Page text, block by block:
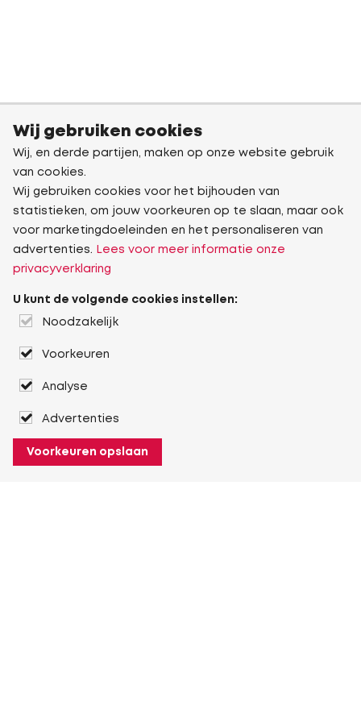
Wij gebruiken cookies
Wij, en derde partijen, maken op onze website gebruik
van cookies.
Wij gebruiken cookies voor het bijhouden van
statistieken, om jouw voorkeuren op te slaan, maar ook
voor marketingdoeleinden en het personaliseren van
advertenties.
Lees voor meer informatie onze
privacyverklaring
U kunt de volgende cookies instellen:
Noodzakelijk
Voorkeuren
Analyse
Advertenties
Voorkeuren opslaan